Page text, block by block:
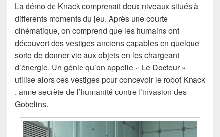
La démo de Knack comprenait deux niveaux situés à
différents moments du jeu. Après une courte
cinématique, on comprend que les humains ont
découvert des vestiges anciens capables en quelque
sorte de donner vie aux objets en les chargeant
d’énergie. Un génie qu’on appelle « Le Docteur »
utilise alors ces vestiges pour concevoir le robot Knack
: arme secrète de l’humanité contre l’invasion des
Gobelins.